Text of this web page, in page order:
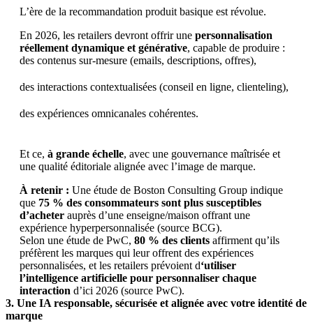
L’ère de la recommandation produit basique est révolue.
En 2026, les retailers devront offrir une personnalisation
réellement dynamique et générative, capable de produire :
des contenus sur-mesure (emails, descriptions, offres),
des interactions contextualisées (conseil en ligne, clienteling),
des expériences omnicanales cohérentes.
Et ce, à grande échelle, avec une gouvernance maîtrisée et
une qualité éditoriale alignée avec l’image de marque.
À retenir : Une étude de Boston Consulting Group indique
que 75 % des consommateurs sont plus susceptibles
d’acheter auprès d’une enseigne/maison offrant une
expérience hyperpersonnalisée (source BCG).
Selon une étude de PwC, 80 % des clients affirment qu’ils
préfèrent les marques qui leur offrent des expériences
personnalisées, et les retailers prévoient d‘utiliser
l’intelligence artificielle pour personnaliser chaque
interaction d’ici 2026 (source PwC).
3. Une IA responsable, sécurisée et alignée avec votre identité de
marque